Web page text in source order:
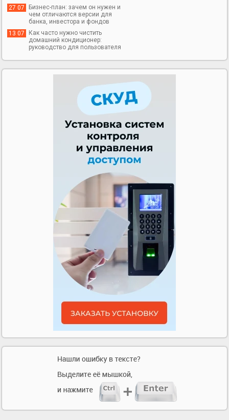
27 07
Бизнес-план: зачем он нужен и
чем отличаются версии для
банка, инвестора и фондов
13 07
Как часто нужно чистить
домашний кондиционер:
руководство для пользователя